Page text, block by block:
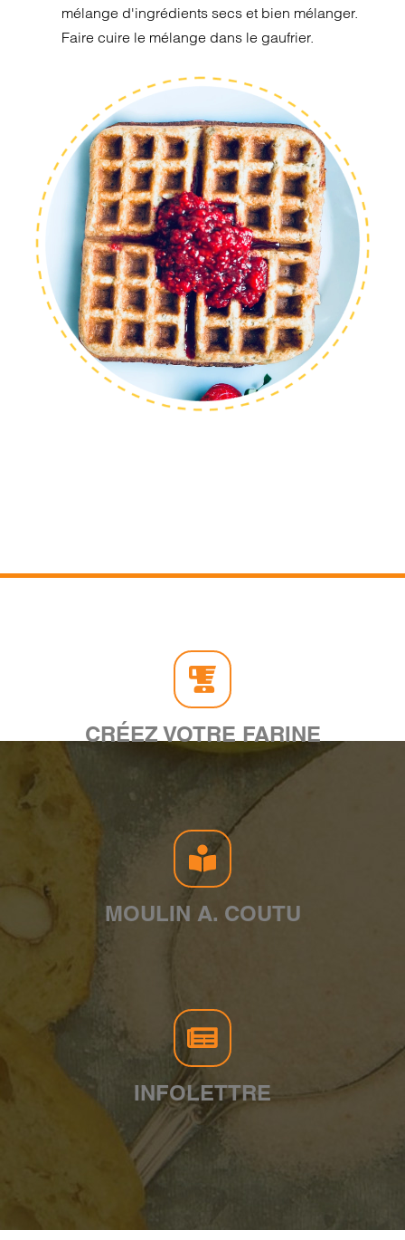
mélange d'ingrédients secs et bien mélanger.
Faire cuire le mélange dans le gaufrier.
CRÉEZ VOTRE FARINE
MOULIN A. COUTU
INFOLETTRE